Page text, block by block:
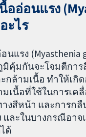
ออ่อนแรง
ะไร
แรง (Myasthenia
คุ้มกันจะโจมตีการ
กล้ามเนื้อ ทำให้เกิ
เนื้อที่ใช้ในการเค
งสีหน้า และการกลื
ละในบางกรณีอาจ
ด้